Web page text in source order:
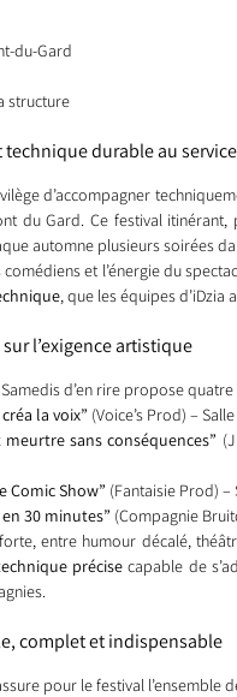
du-Gard
structure
technique durable au
d’accompagner
du Gard. Ce festival
automne plusieurs soirées
et l’énergie du
, que les équipes d’iDzia
l’exigence artistique
d’en rire propose
la voix” (Voice’s Prod) –
sans conséquences”
Comic Show” (Fantaisie Prod) –
30 minutes” (Compagnie
entre humour décalé,
précise capable de
complet et indispensable
pour le festival l’ensemble